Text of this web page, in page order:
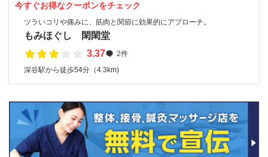
今すぐお得なクーポンをチェック
ツラいコリや痛みに、筋肉と関節に効果的にアプローチ。
もみほぐし 閑閑堂
3.37
2件
深谷駅から徒歩54分（4.3km)